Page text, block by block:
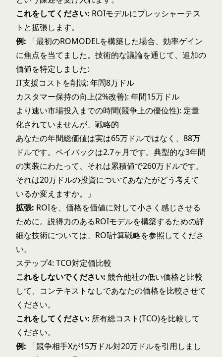
これをしてください: ROIモデルにプレッシャーテス
トと拡張します。
例: 「最初のROMODELを構築した場合、効率ゲイン
に焦点を当てました。技術的な議論を通じて、追加の
価値を特定しました:
IT支援コストを削減: 年間8万ドル
カスタマー保持の向上(2%改善): 年間15万ドル
より速い市場投入までの時間(競争上の優位性): 定量
化されていませんが、戦略的
あなたの年間総価値は実は65万ドルではなく、88万
ドルです。ペイバックは2.7ヶ月です。典型的な3年間
の実装にわたって、それは累積値で260万ドルです。
それは20万ドルの投資についてあなたがどう考えて
いるか変えますか。」
拡張: ROIを、価格を価値に対して小さく感じさせる
ために。説得力のあるROIモデルを構築するための詳
細な技術については、 ROI計算戦略を参照してくださ
い。
ステップ4: TCO対定価比較
これをしないでください: 競合他社の低い価格と比較
して、コンテキストなしであなたの価格を比較させて
ください。
これをしてください: 所有総コスト(TCO)を比較して
ください。
例: 「競争相手Xが15万ドル対20万ドルを引用しまし